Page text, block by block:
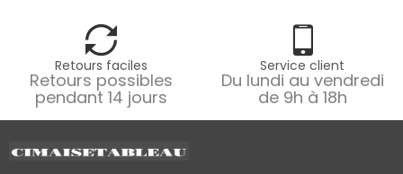
Retours faciles
Retours possibles
pendant 14 jours
Service client
Du lundi au vendredi
de 9h à 18h